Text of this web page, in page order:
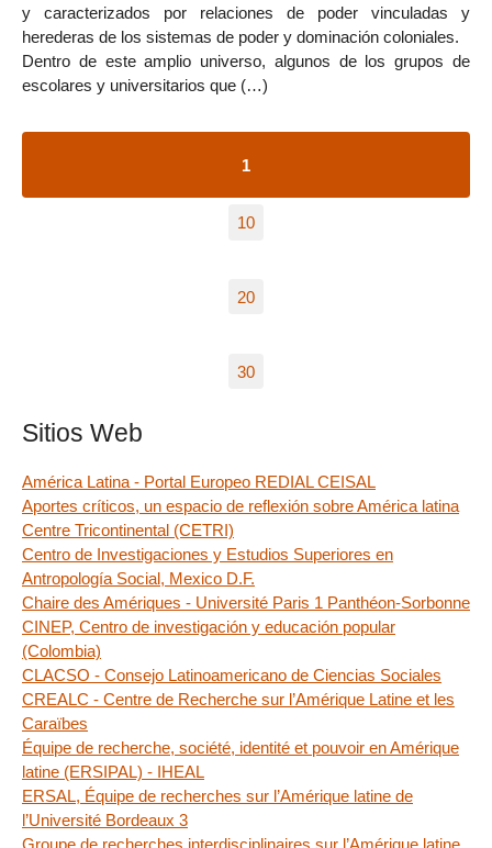
y caracterizados por relaciones de poder vinculadas y
herederas de los sistemas de poder y dominación coloniales.
Dentro de este amplio universo, algunos de los grupos de
escolares y universitarios que (…)
1
10
20
30
Sitios Web
América Latina - Portal Europeo REDIAL CEISAL
Aportes críticos, un espacio de reflexión sobre América latina
Centre Tricontinental (CETRI)
Centro de Investigaciones y Estudios Superiores en
Antropología Social, Mexico D.F.
Chaire des Amériques - Université Paris 1 Panthéon-Sorbonne
CINEP, Centro de investigación y educación popular
(Colombia)
CLACSO - Consejo Latinoamericano de Ciencias Sociales
CREALC - Centre de Recherche sur l’Amérique Latine et les
Caraïbes
Équipe de recherche, société, identité et pouvoir en Amérique
latine (ERSIPAL) - IHEAL
ERSAL, Équipe de recherches sur l’Amérique latine de
l’Université Bordeaux 3